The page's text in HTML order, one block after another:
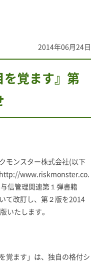
2014年06月24日
を覚ます』第
モンスター株式会社(以下
http://www.riskmonster.co.
信管理関連第１弾書籍
て改訂し、第２版を2014
いたします。
覚ます」は、独自の格付シ